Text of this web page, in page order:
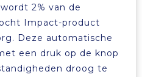
2% van de
Impact-product
Deze automatische
een druk op de knop
droog te